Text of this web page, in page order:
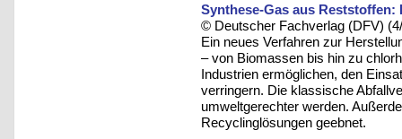
Synthese-Gas aus
© Deutscher Fachverlag (DFV)
Ein neues Verfahren zur
– von Biomassen bis hin zu
Industrien ermöglichen, den
verringern. Die klassische
umweltgerechter werden.
Recyclinglösungen geebnet.